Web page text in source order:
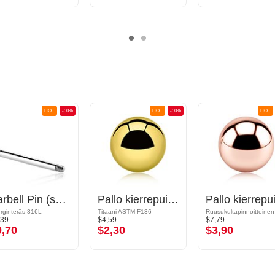
-50%
HOT
Barbell Pin (surgical steel, silver, shiny finish)
316L
-50%
HOT
Pallo kierrepuikoille (titaani, kiiltävä pinta)
Titaani ASTM F136
$4,59
$2,30
HOT
$7,79
$3,90